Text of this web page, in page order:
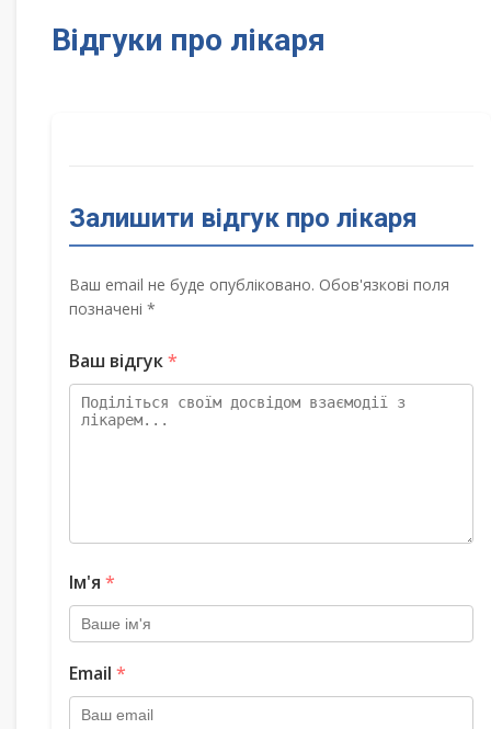
Відгуки про лікаря
Залишити відгук про лікаря
Ваш email не буде опубліковано. Обов'язкові поля
позначені *
Ваш відгук*
Ім'я *
Email *